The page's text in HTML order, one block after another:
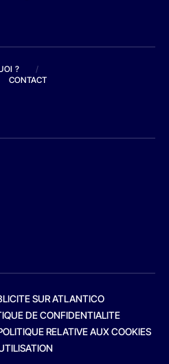
?
/
CONTACT
SUR ATLANTICO
DE CONFIDENTIALITE
RELATIVE AUX COOKIES